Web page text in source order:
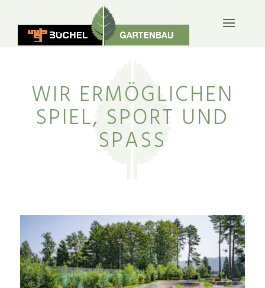
WIR ERMÖGLICHEN
SPIEL, SPORT UND
SPASS